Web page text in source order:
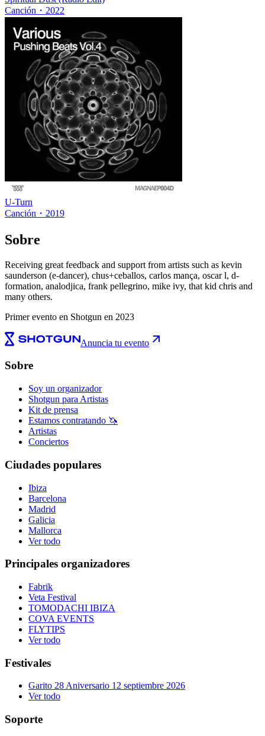
Canción ・ 2022
U-Turn
Canción ・ 2019
Sobre
Receiving great feedback and support from artists such as kevin
saunderson (e-dancer), chus+ceballos, carlos mança, oscar l, d-
formation, analodjica, frank pellegrino, mike ivy, that kid chris and
many others.
Primer evento en Shotgun en 2023
Anuncia tu evento
Sobre
Soy un organizador
Shotgun para Artistas
Kit de prensa
Estamos contratando 🦄
Artistas
Conciertos
Ciudades populares
Ibiza
Barcelona
Madrid
Galicia
Mallorca
Ver todo
Principales organizadores
Fabrik
Veta Festival
TOMODACHI IBIZA
COVA EVENTS
FLYTIPS
Ver todo
Festivales
Garito 28 Aniversario 12 septiembre 2026
Ver todo
Soporte